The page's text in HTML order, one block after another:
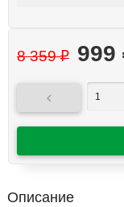
8 359₽ 999

Описание